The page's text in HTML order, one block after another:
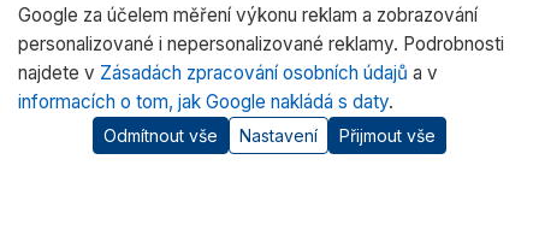
Google za účelem měření výkonu reklam a zobrazování
personalizované i nepersonalizované reklamy. Podrobnosti
najdete v Zásadách zpracování osobních údajů a v
informacích o tom, jak Google nakládá s daty.
Odmítnout vše Nastavení Přijmout vše